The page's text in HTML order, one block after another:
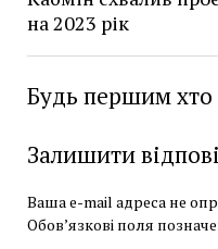
на 2023 рік
Будь першим хто
Залишити
Ваша e-mail адреса не
Обов’язкові поля